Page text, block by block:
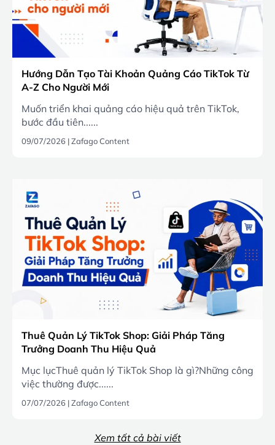
Hướng Dẫn Tạo Tài Khoản Quảng Cáo TikTok Từ
A-Z Cho Người Mới
Muốn triển khai quảng cáo hiệu quả trên TikTok,
bước đầu tiên......
09/07/2026 |Zafago Content
Thuê Quản Lý TikTok Shop: Giải Pháp Tăng
Trưởng Doanh Thu Hiệu Quả
Mục lụcThuê quản lý TikTok Shop là gì?Những công
việc thường được......
07/07/2026 |Zafago Content
Xem tất cả bài viết